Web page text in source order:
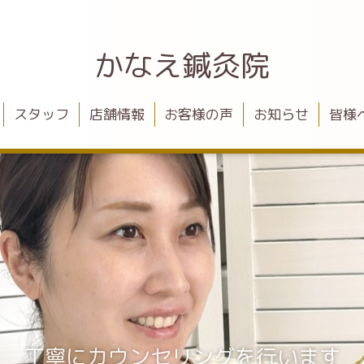
かなえ鍼灸院
スタッフ 店舗情報 お客様の声 お知らせ 皆様
丁寧にカウンセリングを行います